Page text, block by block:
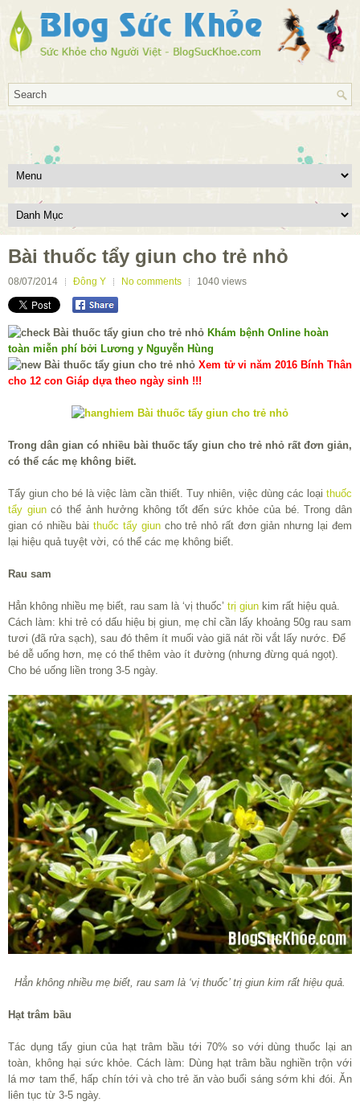
Bài thuốc tẩy giun cho trẻ nhỏ
08/07/2014 Đông Y No comments 1040 views
Khám bệnh Online hoàn
toàn miễn phí bởi Lương y Nguyễn Hùng
Xem tử vi năm 2016 Bính Thân
cho 12 con Giáp dựa theo ngày sinh !!!
Trong dân gian có nhiều bài thuốc tẩy giun cho trẻ nhỏ rất đơn giản,
có thể các mẹ không biết.
Tẩy giun cho bé là việc làm cần thiết. Tuy nhiên, việc dùng các loại thuốc
tẩy giuncó thể ảnh hưởng không tốt đến sức khỏe của bé. Trong dân
gian có nhiều bài thuốc tẩy giuncho trẻ nhỏ rất đơn giản nhưng lại đem
lại hiệu quả tuyệt vời, có thể các mẹ không biết.
Rau sam
Hẳn không nhiều mẹ biết, rau sam là ‘vị thuốc’ trị giun kim rất hiệu quả.
Cách làm: khi trẻ có dấu hiệu bị giun, mẹ chỉ cần lấy khoảng 50g rau sam
tươi (đã rửa sạch), sau đó thêm ít muối vào giã nát rồi vắt lấy nước. Để
bé dễ uống hơn, mẹ có thể thêm vào ít đường (nhưng đừng quá ngọt).
Cho bé uống liền trong 3-5 ngày.
Hẳn không nhiều mẹ biết, rau sam là ‘vị thuốc’ trị giun kim rất hiệu quả.
Hạt trâm bầu
Tác dụng tẩy giun của hạt trâm bầu tới 70% so với dùng thuốc lại an
toàn, không hại sức khỏe. Cách làm: Dùng hạt trâm bầu nghiền trộn với
lá mơ tam thể, hấp chín tới và cho trẻ ăn vào buổi sáng sớm khi đói. Ăn
liên tục từ 3-5 ngày.